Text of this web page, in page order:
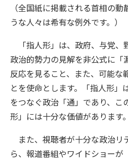
（全国紙に掲載される首相の
うな人々は希有な例外です。）
「指人形」は、政府、与党、
政治的勢力の見解を非公式に「
反応を見ること、また、可能な
とを使命とします。「指人形」
をつなぐ政治「通」であり、こ
形」には十分な価値があります。
また、視聴者が十分な政治リ
ら、報道番組やワイドショーが